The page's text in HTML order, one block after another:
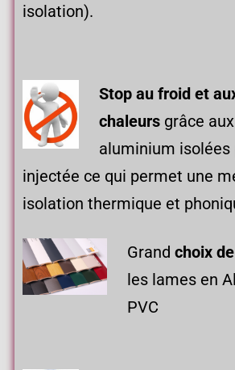
isolation).
Stop au froid et
chaleursgrâce
aluminium isolées
injectée ce qui permet une
isolation thermique et
Grand choix
les lames en
PVC